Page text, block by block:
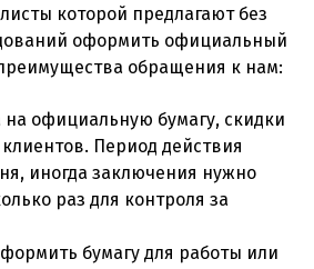
которой предлагают без
оформить официальный
обращения к нам:
на официальную бумагу, скидки
Период действия
иногда заключения нужно
раз для контроля за
бумагу для работы или